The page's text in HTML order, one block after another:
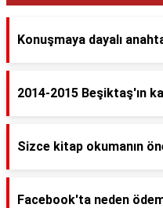
Konuşmaya dayalı
2014-2015 Beşiktaş'ın
Sizce kitap okumanın
Facebook'ta neden